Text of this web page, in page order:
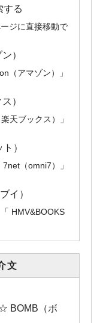
する
ジに直接移動で
）
（アマゾン）」
）
天ブックス）」
）
（omni7）」
イ）
HMV&BOOKS
文
BOMB（ボ